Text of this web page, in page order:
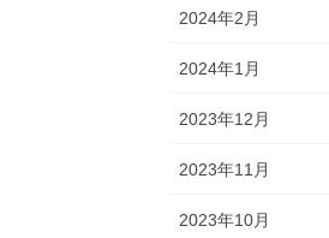
2024年2月
2024年1月
2023年12月
2023年11月
2023年10月